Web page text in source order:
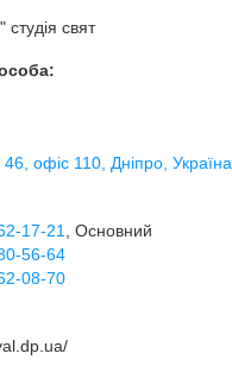
свят
офіс 110, Дніпро, Україна
17-21
, Основний
56-64
08-70